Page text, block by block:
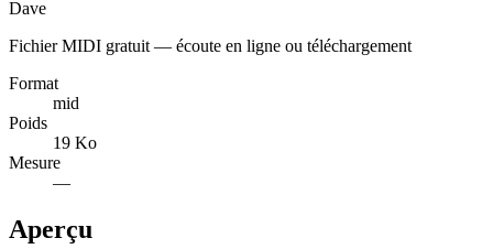
Dave
Fichier MIDI gratuit — écoute en ligne ou téléchargement
Format
mid
Poids
19 Ko
Mesure
—
Aperçu